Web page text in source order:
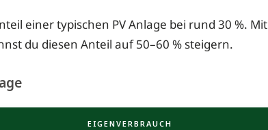
einer typischen PV Anlage bei rund 30 %. Mit
du diesen Anteil auf 50–60 % steigern.
EIGENVERBRAUCH